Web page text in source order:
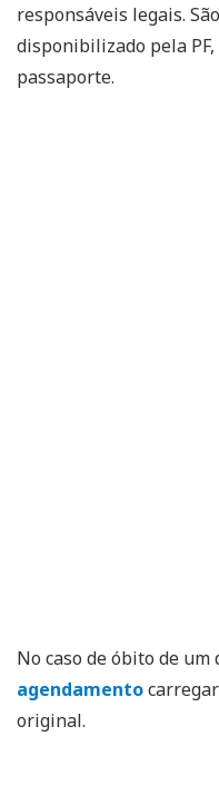
responsáveis legais.
disponibilizado pela
passaporte.
No caso de óbito de
agendamento
original.